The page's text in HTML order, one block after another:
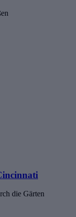
die Gärten